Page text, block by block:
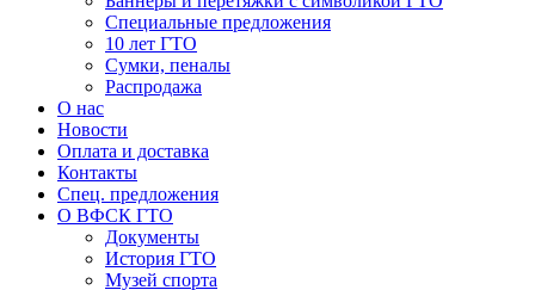
Специальные предложения
10 лет ГТО
Сумки, пеналы
Распродажа
О нас
Новости
Оплата и доставка
Контакты
Спец. предложения
О ВФСК ГТО
Документы
История ГТО
Музей спорта